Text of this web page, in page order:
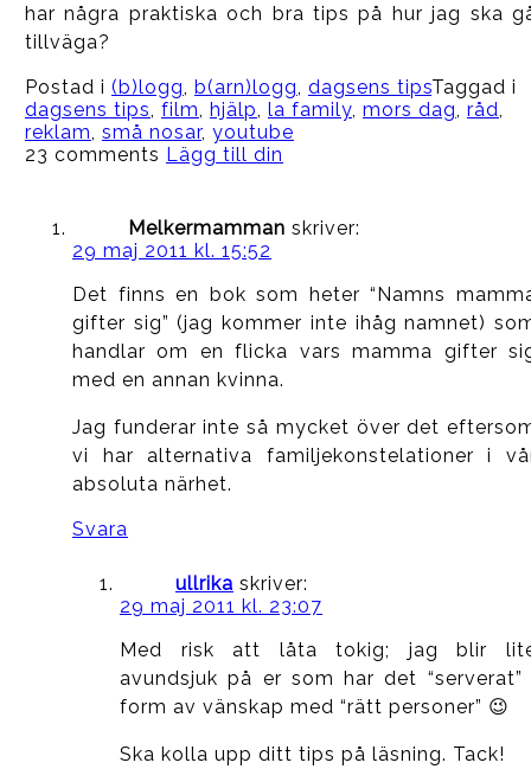
har några praktiska och bra tips på hur jag ska
tillväga?
Postad i (b)logg, b(arn)logg, dagsens tipsTaggad i
dagsens tips, film, hjälp, la family, mors dag, råd,
reklam, små nosar, youtube
23 comments Lägg till din
Melkermamman skriver:
29 maj 2011 kl. 15:52
Det finns en bok som heter “Namns
gifter sig” (jag kommer inte ihåg namnet)
handlar om en flicka vars mamma gifter
med en annan kvinna.
Jag funderar inte så mycket över det
vi har alternativa familjekonstelationer i
absoluta närhet.
Svara
ullrika skriver:
29 maj 2011 kl. 23:07
Med risk att låta tokig; jag blir
avundsjuk på er som har det “serverat”
form av vänskap med “rätt personer” 😉
Ska kolla upp ditt tips på läsning. Tack!